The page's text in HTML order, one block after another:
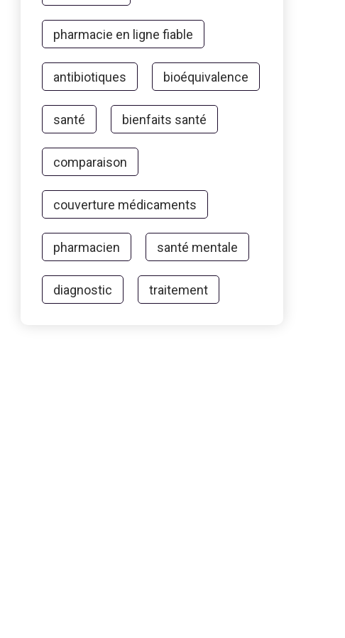
pharmacie en ligne fiable
antibiotiques bioéquivalence
santé bienfaits santé
comparaison
couverture médicaments
pharmacien santé mentale
diagnostic traitement